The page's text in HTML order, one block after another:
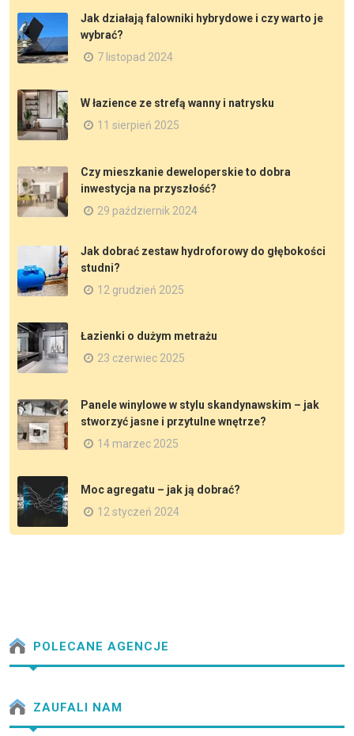
Jak działają falowniki hybrydowe i czy warto je
wybrać?
7 listopad 2024
W łazience ze strefą wanny i natrysku
11 sierpień 2025
Czy mieszkanie deweloperskie to dobra
inwestycja na przyszłość?
29 październik 2024
Jak dobrać zestaw hydroforowy do głębokości
studni?
12 grudzień 2025
Łazienki o dużym metrażu
23 czerwiec 2025
Panele winylowe w stylu skandynawskim – jak
stworzyć jasne i przytulne wnętrze?
14 marzec 2025
Moc agregatu – jak ją dobrać?
12 styczeń 2024
POLECANE AGENCJE
ZAUFALI NAM